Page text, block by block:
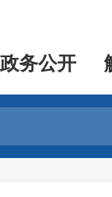
政务公开